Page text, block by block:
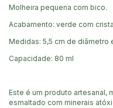
Molheira pequena com bico.
Acabamento: verde com
Medidas: 5,5 cm de diâmetro
Capacidade: 80 ml
Este é um produto artesanal,
esmaltado com minerais